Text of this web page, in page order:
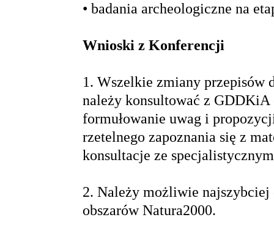
• badania archeologiczne na
Wnioski z Konferencji
1. Wszelkie zmiany przepisów
należy konsultować z GDDKiA
formułowanie uwag i
rzetelnego zapoznania się z
konsultacje ze
2. Należy możliwie najszybciej
obszarów Natura2000.